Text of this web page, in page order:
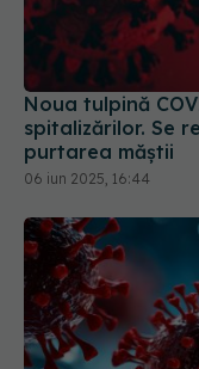
Noua tulpină
spitalizărilor. Se
purtarea măștii
06 iun 2025, 16:44